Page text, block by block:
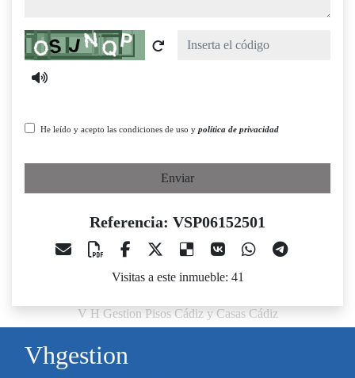
Captcha
He leído y acepto las condiciones de uso y política de privacidad
Enviar
Referencia: VSP06152501
Visitas a este inmueble: 41
V H Gestion Pisos Cádiz y Casas Cádiz
Vhgestion